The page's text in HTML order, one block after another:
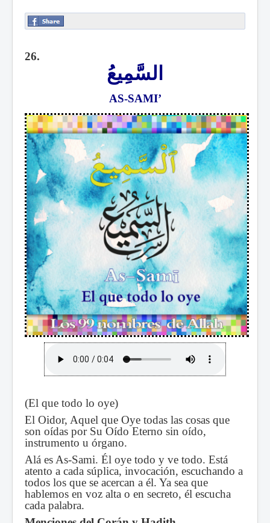
26.
السَّمِيعُ
AS-SAMI’
(El que todo lo oye)
El Oidor, Aquel que Oye todas las cosas que
son oídas por Su Oído Eterno sin oído,
instrumento u órgano.
Alá es As-Sami. Él oye todo y ve todo. Está
atento a cada súplica, invocación, escuchando a
todos los que se acercan a él. Ya sea que
hablemos en voz alta o en secreto, él escucha
cada palabra.